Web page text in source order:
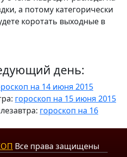
а потому категорически
коротать выходные в
день:
на 14 июня 2015
гороскоп на 15 июня 2015
гороскоп на 16
Все права защищены